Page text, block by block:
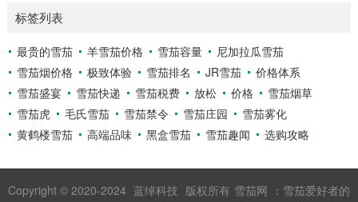
标签列表
最贵的雪茄 羊雪茄价格 雪茄容量
尼加拉瓜雪茄
雪茄烟价格
极致体验 雪茄排名 JR雪茄
价格体系
雪茄盛宴
雪茄快递 雪茄税费 放松 价格
雪茄烟草
雪茄虎
毛氏雪茄 雪茄禁令 雪茄庄园
雪茄雾化
黄鹤楼雪茄
高端品味 黑盒雪茄 雪茄趣闻 选购攻略
Copyright © 2020-2024 蓝绰科技 版权所有 雪茄网 ：雪茄爱好者的